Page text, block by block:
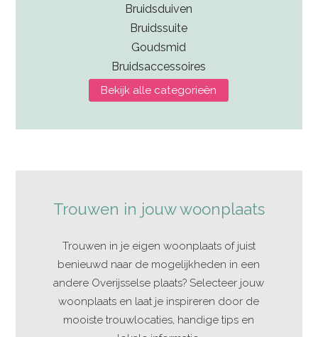
Bruidsduiven
Bruidssuite
Goudsmid
Bruidsaccessoires
Bekijk alle categorieën
Trouwen in jouw woonplaats
Trouwen in je eigen woonplaats of juist
benieuwd naar de mogelijkheden in een
andere Overijsselse plaats? Selecteer jouw
woonplaats en laat je inspireren door de
mooiste trouwlocaties, handige tips en